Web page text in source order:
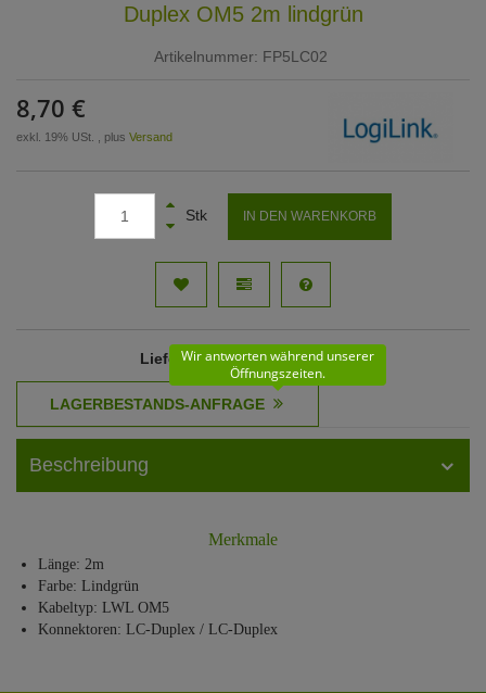
Duplex OM5 2m lindgrün
Artikelnummer: FP5LC02
8,70 €
exkl. 19% USt. , plus Versand
Stk IN DEN WARENKORB
Lieferzeit: 11 - 12 Werktage
Wir antworten während unserer
Öffnungszeiten.
Beschreibung
Merkmale
Länge: 2m
Farbe: Lindgrün
Kabeltyp: LWL OM5
Konnektoren: LC-Duplex / LC-Duplex